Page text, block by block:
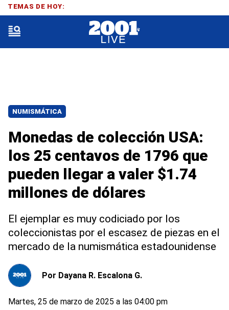
NUMISMÁTICA
Monedas de colección USA:
los 25 centavos de 1796 que
pueden llegar a valer $1.74
millones de dólares
El ejemplar es muy codiciado por los
coleccionistas por el escasez de piezas en el
mercado de la numismática estadounidense
Por Dayana R. Escalona G.
Martes, 25 de marzo de 2025 a las 04:00 pm
TEMAS DE HOY: